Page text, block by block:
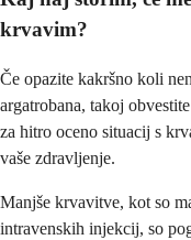
krvavim?
Če opazite kakršno koli
argatrobana, takoj
za hitro oceno situacij s
vaše zdravljenje.
Manjše krvavitve, kot so
intravenskih injekcij, so